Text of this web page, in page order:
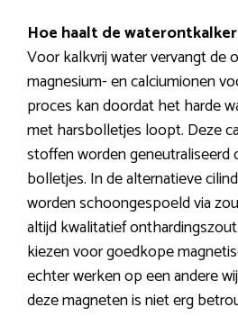
Hoe haalt de
Voor kalkvrij water vervangt de
magnesium- en calciumionen
proces kan doordat het harde
met harsbolletjes loopt. Deze
stoffen worden geneutraliseerd
bolletjes. In de alternatieve
worden schoongespoeld via
altijd kwalitatief
kiezen voor goedkope
echter werken op een andere
deze magneten is niet erg